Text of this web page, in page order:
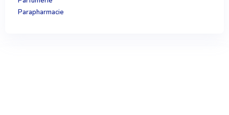
Parapharmacie